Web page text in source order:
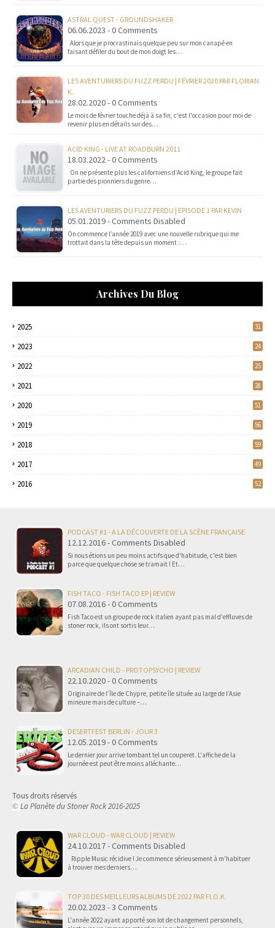
ASTRAL QUEST - GROUNDSHAKER
06.06.2023 - 0 Comments
Alors que je procrastinais quelque peu sur mon canapé en
faisant défiler du bout de mon doigt les…
LES AVENTURIERS DU FUZZ PERDU | FÉVRIER 2020 PAR FLORIAN
K.
28.02.2020 - 0 Comments
Le mois de février touche déjà à sa fin, c'est l'occasion pour moi de
revenir plus en détails sur des…
ACID KING - LIVE AT ROADBURN 2011
18.03.2022 - 0 Comments
On ne présente plus les californiens d’Acid King, le groupe fait
partie des pionniers du genre…
LES AVENTURIERS DU FUZZ PERDU | EPISODE 1 PAR KEVIN
05.01.2019 - Comments Disabled
On commence l’année 2019 avec une nouvelle rubrique qui me
trottait dans la tête depuis un moment :…
Archives Du Blog
2025 31
2023 24
2022 25
2021 28
2020 51
2019 56
2018 59
2017 49
2016 52
PODCAST #1 - A LA DÉCOUVERTE DE LA SCÈNE FRANÇAISE
12.12.2016 - Comments Disabled
Si nous étions un peu moins actifs que d'habitude, c'est bien
parce que quelque chose se tramait ! Et…
FISH TACO - FISH TACO EP | REVIEW
07.08.2016 - 0 Comments
Fish Taco est un groupe de rock italien ayant pas mal d'effluves de
stoner rock, ils ont sortis leur…
ARCADIAN CHILD - PROTOPSYCHO | REVIEW
22.10.2020 - 0 Comments
Originaire de l’île de Chypre, petite île située au large de l’Asie
mineure mais de culture –…
DESERTFEST BERLIN - JOUR 3
12.05.2019 - 0 Comments
Le dernier jour arrive tombant tel un couperet. L'affiche de la
journée est peut être moins alléchante…
Tous droits réservés
© La Planète du Stoner Rock 2016-2025
WAR CLOUD - WAR CLOUD | REVIEW
24.10.2017 - Comments Disabled
Ripple Music récidive ! Je commence sérieusement à m'habituer
à trouver mes derniers…
TOP 30 DES MEILLEURS ALBUMS DE 2022 PAR FLO.K
20.02.2023 - 3 Comments
L'année 2022 ayant apporté son lot de changement personnels,